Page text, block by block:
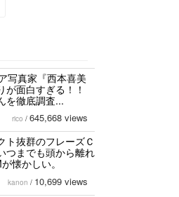
写真家『西本喜美
が面白すぎる！！
を徹底調査...
rico / 645,668 views
ト抜群のフレーズＣ
つまでも頭から離れ
懐かしい。
kanon / 10,699 views